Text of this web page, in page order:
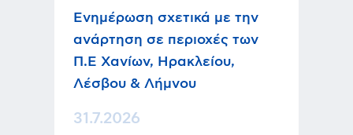
Ενημέρωση σχετικά με την
ανάρτηση σε περιοχές των
Π.Ε Χανίων, Ηρακλείου,
Λέσβου & Λήμνου
31.7.2026